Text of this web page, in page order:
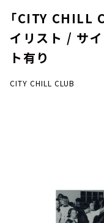
YouTube
会社情報
「CITY CHILL
イリスト / サ
ト有り
CITY CHILL CLUB